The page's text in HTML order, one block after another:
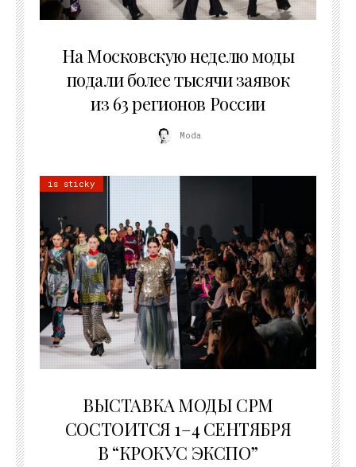
На Московскую неделю моды
подали более тысячи заявок
из 63 регионов России
Moda
is sticky
ВЫСТАВКА МОДЫ CPM
СОСТОИТСЯ 1–4 СЕНТЯБРЯ
В “КРОКУС ЭКСПО”